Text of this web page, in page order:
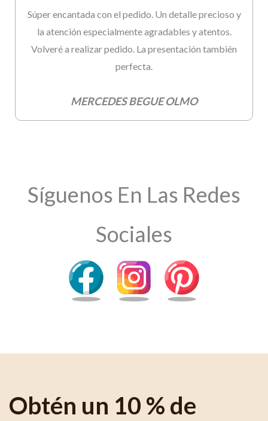
Súper encantada con el pedido. Un detalle precioso y
la atención especialmente agradables y atentos.
Volveré a realizar pedido. La presentación también
perfecta.
MERCEDES BEGUE OLMO
Síguenos En Las Redes
Sociales
Obtén un 10 % de